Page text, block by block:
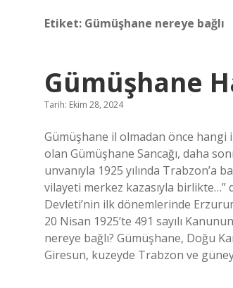
Etiket: Gümüşhane nereye bağlı
Gümüşhane
Tarih: Ekim 28, 2024
Gümüşhane il olmadan önce hangi
olan Gümüşhane Sancağı, daha
unvanıyla 1925 yılında Trabzon’a
vilayeti merkez kazasıyla birlikte…”
Devleti’nin ilk dönemlerinde
20 Nisan 1925’te 491 sayılı
nereye bağlı? Gümüşhane, Doğu
Giresun, kuzeyde Trabzon ve